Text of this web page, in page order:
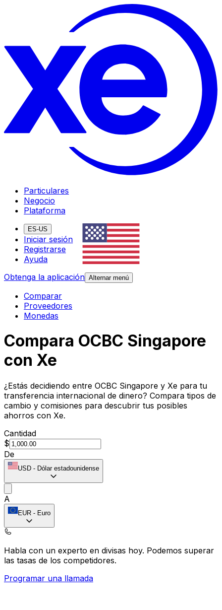
Particulares
Negocio
Plataforma
ES-US
Iniciar sesión
Registrarse
Ayuda
Obtenga la aplicación Alternar menú
Comparar
Proveedores
Monedas
Compara OCBC Singapore
con Xe
¿Estás decidiendo entre OCBC Singapore y Xe para tu
transferencia internacional de dinero? Compara tipos de
cambio y comisiones para descubrir tus posibles
ahorros con Xe.
Cantidad
$
De
USD - Dólar estadounidense
A
EUR - Euro
Habla con un experto en divisas hoy. Podemos superar
las tasas de los competidores.
Programar una llamada